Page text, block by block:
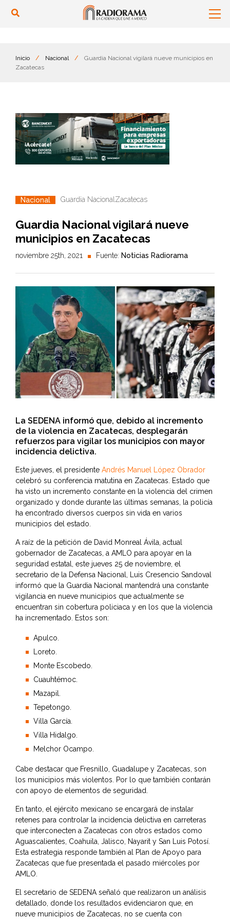
Inicio / Nacional /
Guardia Nacional vigilará nueve municipios en
Zacatecas
Nacional Guardia Nacional Zacatecas
Guardia Nacional vigilará nueve
municipios en Zacatecas
noviembre 25th, 2021 Fuente: Noticias Radiorama
La SEDENA informó que, debido al incremento
de la violencia en Zacatecas, desplegarán
refuerzos para vigilar los municipios con mayor
incidencia delictiva.
Este jueves, el presidente Andrés Manuel López Obrador
celebró su conferencia matutina en Zacatecas. Estado que
ha visto un incremento constante en la violencia del crimen
organizado y donde durante las últimas semanas, la policía
ha encontrado diversos cuerpos sin vida en varios
municipios del estado.
A raíz de la petición de David Monreal Ávila, actual
gobernador de Zacatecas, a AMLO para apoyar en la
seguridad estatal, este jueves 25 de noviembre, el
secretario de la Defensa Nacional, Luis Cresencio Sandoval
informó que la Guardia Nacional mantendrá una constante
vigilancia en nueve municipios que actualmente se
encuentran sin cobertura policiaca y en los que la violencia
ha incrementado. Estos son:
Apulco.
Loreto.
Monte Escobedo.
Cuauhtémoc.
Mazapil.
Tepetongo.
Villa García.
Villa Hidalgo.
Melchor Ocampo.
Cabe destacar que Fresnillo, Guadalupe y Zacatecas, son
los municipios más violentos. Por lo que también contarán
con apoyo de elementos de seguridad.
En tanto, el ejército mexicano se encargará de instalar
retenes para controlar la incidencia delictiva en carreteras
que interconecten a Zacatecas con otros estados como
Aguascalientes, Coahuila, Jalisco, Nayarit y San Luis Potosí.
Esta estrategia responde también al Plan de Apoyo para
Zacatecas que fue presentada el pasado miércoles por
AMLO.
El secretario de SEDENA señaló que realizaron un análisis
detallado, donde los resultados evidenciaron que, en
nueve municipios de Zacatecas, no se cuenta con